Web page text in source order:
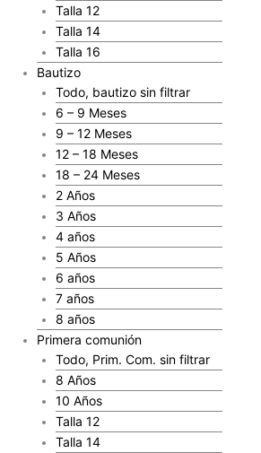
Talla 12
Talla 14
Talla 16
Bautizo
Todo, bautizo sin filtrar
6 – 9 Meses
9 – 12 Meses
12 – 18 Meses
18 – 24 Meses
2 Años
3 Años
4 años
5 Años
6 años
7 años
8 años
Primera comunión
Todo, Prim. Com. sin filtrar
8 Años
10 Años
Talla 12
Talla 14